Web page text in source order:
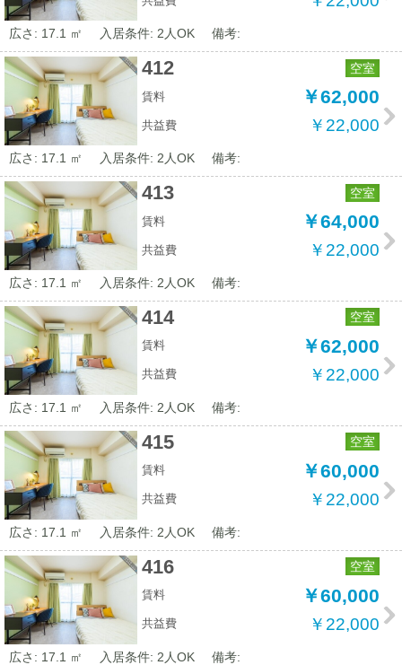
広さ: 17.1 ㎡ 入居条件: 2人OK 備考:
412 空室
賃料 ￥62,000
共益費 ￥22,000
広さ: 17.1 ㎡ 入居条件: 2人OK 備考:
413 空室
賃料 ￥64,000
共益費 ￥22,000
広さ: 17.1 ㎡ 入居条件: 2人OK 備考:
414 空室
賃料 ￥62,000
共益費 ￥22,000
広さ: 17.1 ㎡ 入居条件: 2人OK 備考:
415 空室
賃料 ￥60,000
共益費 ￥22,000
広さ: 17.1 ㎡ 入居条件: 2人OK 備考:
416 空室
賃料 ￥60,000
共益費 ￥22,000
広さ: 17.1 ㎡ 入居条件: 2人OK 備考: